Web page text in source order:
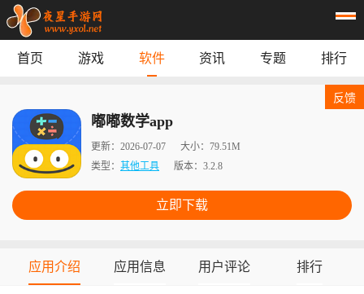
专题 榜单
首页 游戏 软件 资讯 专题 排行
嘟嘟数学app
更新： 2026-07-07 大小： 79.51M
类型： 其他工具 版本： 3.2.8
立即下载
反馈
应用介绍 应用信息 用户评论 排行